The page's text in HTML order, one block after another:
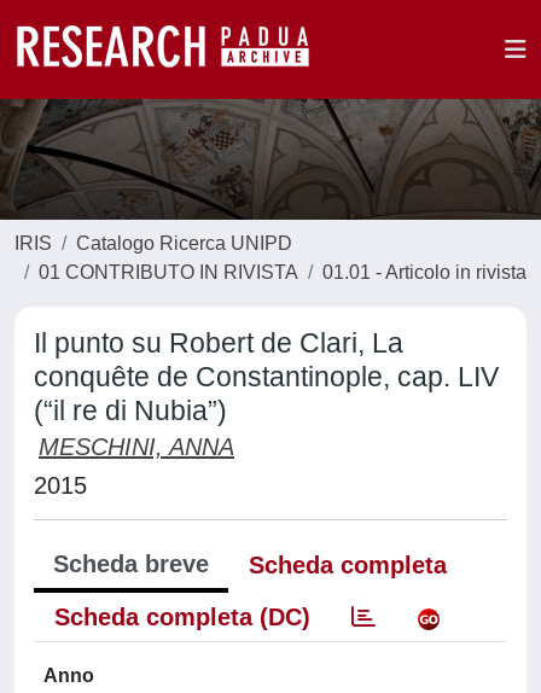
IRIS
Catalogo Ricerca UNIPD
01 CONTRIBUTO IN RIVISTA
01.01 - Articolo in rivista
Il punto su Robert de Clari, La
conquête de Constantinople, cap. LIV
(“il re di Nubia”)
MESCHINI, ANNA
2015
Scheda breve
Scheda completa
Scheda completa (DC)
Anno